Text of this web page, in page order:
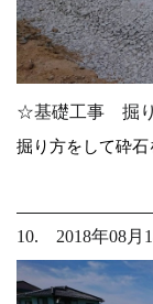
☆基礎工事 掘
掘り方をして砕石
10. 2018年08月